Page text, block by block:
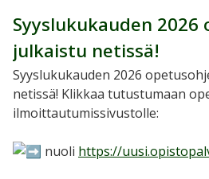
Syyslukukauden
julkaistu netissä!
Syyslukukauden 2026
netissä! Klikkaa tutustumaan
ilmoittautumissivustolle:
https://